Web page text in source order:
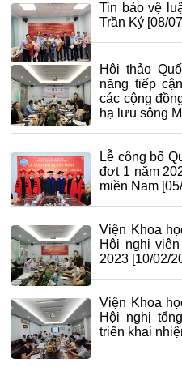
Tin bảo vệ
Trần Ký [08/
Hội thảo
năng tiếp
các cộng
hạ lưu sông
Lễ công bố
đợt 1 năm
miền Nam
Viện Khoa
Hội nghị
2023 [10/02/
Viện Khoa
Hội nghị
triển khai